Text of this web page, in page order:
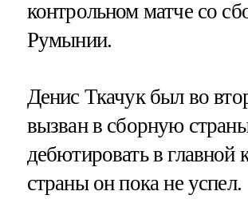
контрольном матче со
Румынии.
Денис Ткачук был во
вызван в сборную
дебютировать в главной
страны он пока не успел.